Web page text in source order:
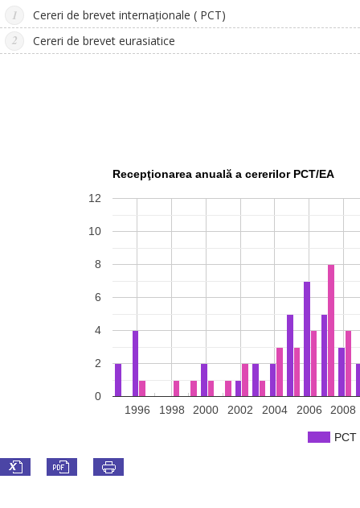
Cereri de brevet internaționale ( PCT)
Cereri de brevet eurasiatice
Recepţionarea anuală a cererilor PCT/EA
PCT
1996 1998 2000 2002 2004 2006 2008
0
2
4
6
8
10
12